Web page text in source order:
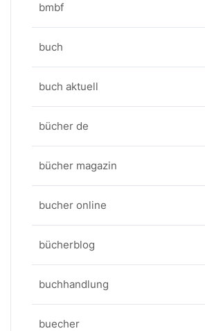
bmbf
buch
buch aktuell
bücher de
bücher magazin
bucher online
bücherblog
buchhandlung
buecher